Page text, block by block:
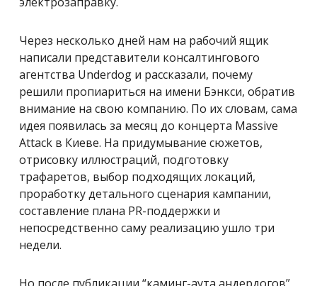
Через несколько дней нам на рабочий ящик
написали представители консалтингового
агентства Underdog и рассказали, почему
решили пропиариться на имени Бэнкси, обратив
внимание на свою компанию. По их словам, сама
идея появилась за месяц до концерта Massive
Attack в Киеве. На придумывание сюжетов,
отрисовку иллюстраций, подготовку
трафаретов, выбор подходящих локаций,
проработку детального сценария кампании,
составление плана PR-поддержки и
непосредственно саму реализацию ушло три
недели.